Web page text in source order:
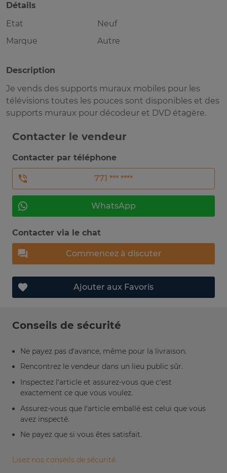
Détails
Etat
Neuf
Marque
Autre
Description
Je vends des supports muraux mobiles pour les
télévisions toutes les pouces sont disponibles et des
supports muraux pour décodeur et DVD étagère.
Contacter le vendeur
Contacter par téléphone
771 *** ****
WhatsApp
Contacter via le chat
Commencez à discuter
Ajouter aux Favoris
Conseils de sécurité
Ne payez pas d’avance, même pour la livraison.
Rencontrez le vendeur dans un lieu public sûr.
Inspectez l’article et assurez-vous que c’est
exactement ce que vous voulez.
Assurez-vous que l’article emballé est celui que vous
avez inspecté.
Ne payez que si vous êtes satisfait.
Lisez nos conseils de sécurité